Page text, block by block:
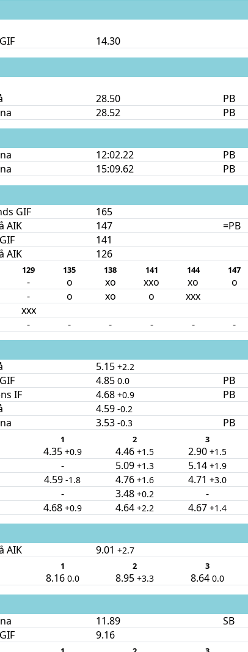
14.30
28.50
PB
28.52 PB
12:02.22
PB
15:09.62 PB
GIF
165
AIK 147
=PB
141
AIK 126
129 135 138 141 144 147
- o xo xxo xo o
- o xo o xxx
xxx
- - - - - -
5.15 +2.2
4.85 0.0
PB
IF 4.68 +0.9
PB
4.59 -0.2
3.53 -0.3 PB
1 2 3
4.35 +0.9 4.46 +1.5 2.90 +1.5
- 5.09 +1.3 5.14 +1.9
4.59 -1.8 4.76 +1.6 4.71 +3.0
- 3.48 +0.2 -
4.68 +0.9 4.64 +2.2 4.67 +1.4
AIK 9.01 +2.7
1 2 3
8.16 0.0 8.95 +3.3 8.64 0.0
11.89
SB
9.16